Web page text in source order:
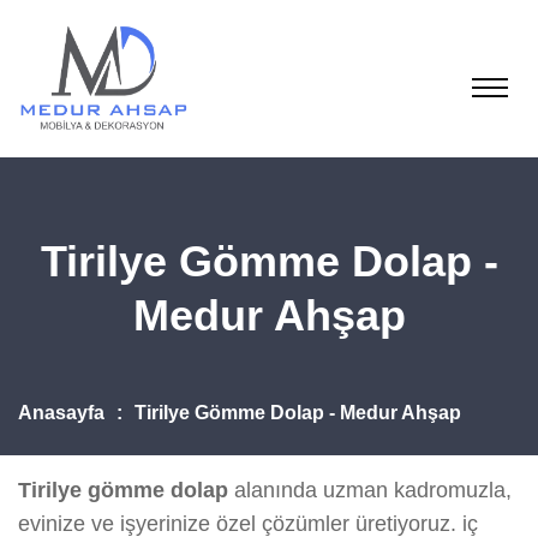
Tirilye Gömme Dolap -
Medur Ahşap
Anasayfa Tirilye Gömme Dolap - Medur Ahşap
Tirilye gömme dolap alanında uzman kadromuzla,
evinize ve işyerinize özel çözümler üretiyoruz. iç